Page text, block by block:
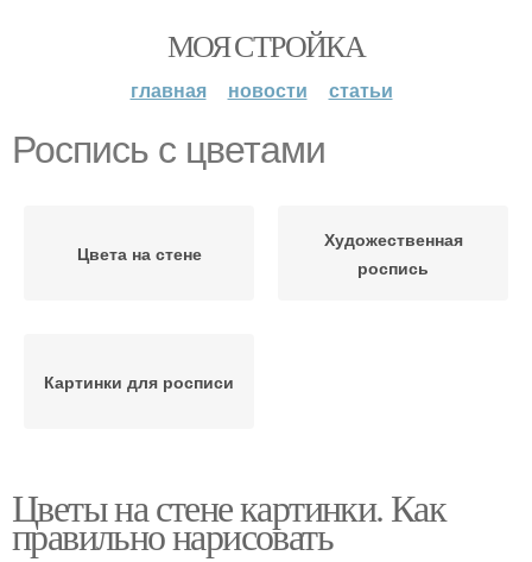
МОЯ СТРОЙКА
главная новости статьи
Роспись с цветами
Цвета на стене
Художественная
роспись
Картинки для росписи
Цветы на стене картинки. Как
правильно нарисовать